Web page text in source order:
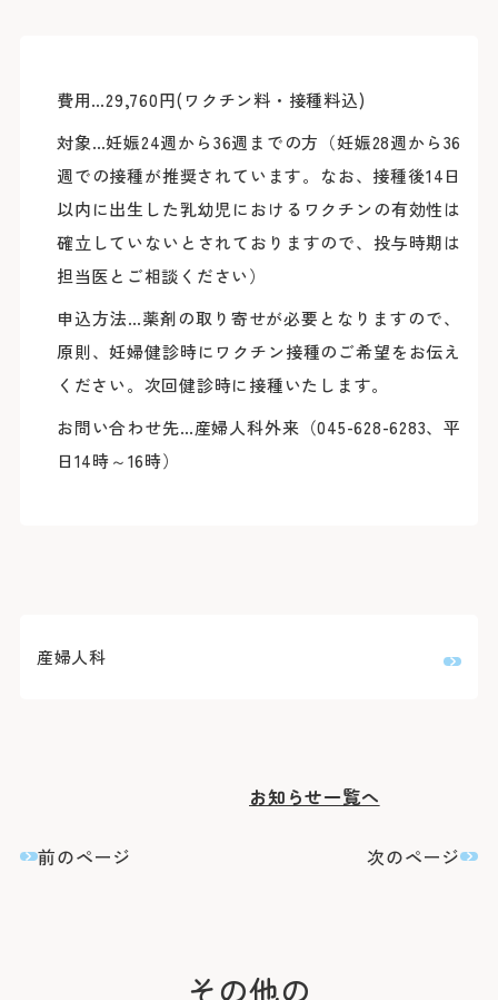
歯科口腔外科
アレルギー科
緩和ケア内科
病理診断科
総合診療科
センター
アレルギーセンター
化学療法センター
がん相談支援センター
健診センター
呼吸器病センター
消化器病センター
心臓病センター
入退院支援センター
認知症疾患医療センター
ブレストセンター
医師教育研修センター
臨床試験支援センター
部門
療養・福祉相談室
リハビリテーション課
費用…29,760円(ワクチン料・接種料込)
対象…妊娠24週から36週までの方（妊娠28週から36
週での接種が推奨されています。なお、接種後14日
以内に出生した乳幼児におけるワクチンの有効性は
確立していないとされておりますので、投与時期は
担当医とご相談ください）
申込方法…薬剤の取り寄せが必要となりますので、
原則、妊婦健診時にワクチン接種のご希望をお伝え
ください。次回健診時に接種いたします。
お問い合わせ先…産婦人科外来（045-628-6283、平
日14時～16時）
産婦人科
前のページ
お知らせ一覧へ
次のページ
その他の